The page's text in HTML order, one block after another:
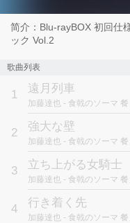
简介：Blu-rayBOX 初回仕
ック Vol.2
歌曲列表
1 遠月列車
加藤達也 - 食戟のソーマ
2 強大な壁
加藤達也 - 食戟のソーマ
3 立ち上がる女騎士
加藤達也 - 食戟のソーマ
4 行き着く先
加藤達也 - 食戟のソーマ